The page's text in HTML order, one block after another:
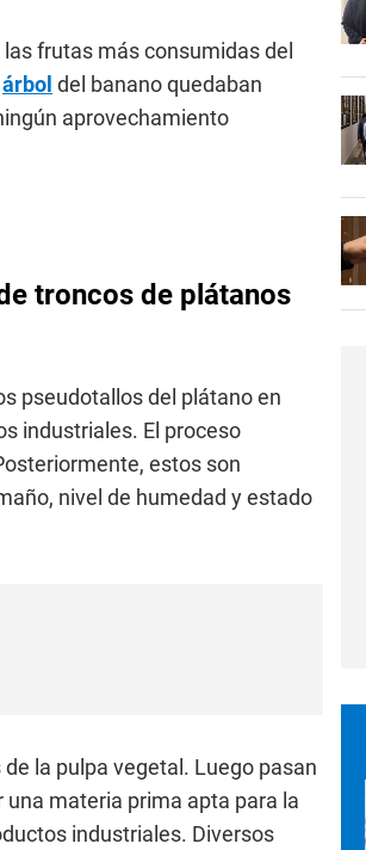
frutas más consumidas del
árbol del banano quedaban
aprovechamiento
troncos de plátanos
pseudotallos del plátano en
industriales. El proceso
estos son
nivel de humedad y estado
la pulpa vegetal. Luego pasan
materia prima apta para la
industriales. Diversos